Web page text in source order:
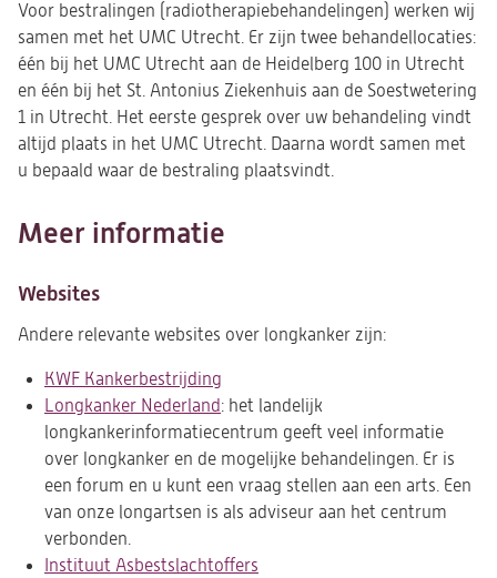
Voor bestralingen (radiotherapiebehandelingen) werken wij
samen met het UMC Utrecht. Er zijn twee behandellocaties:
één bij het UMC Utrecht aan de Heidelberg 100 in Utrecht
en één bij het St. Antonius Ziekenhuis aan de Soestwetering
1 in Utrecht. Het eerste gesprek over uw behandeling vindt
altijd plaats in het UMC Utrecht. Daarna wordt samen met
u bepaald waar de bestraling plaatsvindt.
Meer informatie
Websites
Andere relevante websites over longkanker zijn:
KWF Kankerbestrijding
in
een
nieuwe
tab)
Longkanker Nederland(opent
in
een
nieuwe
tab)
: het landelijk
longkankerinformatiecentrum geeft veel informatie
over longkanker en de mogelijke behandelingen. Er is
een forum en u kunt een vraag stellen aan een arts. Een
van onze longartsen is als adviseur aan het centrum
verbonden.
Instituut Asbestslachtoffers